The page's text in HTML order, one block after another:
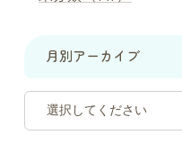
月別アーカイブ